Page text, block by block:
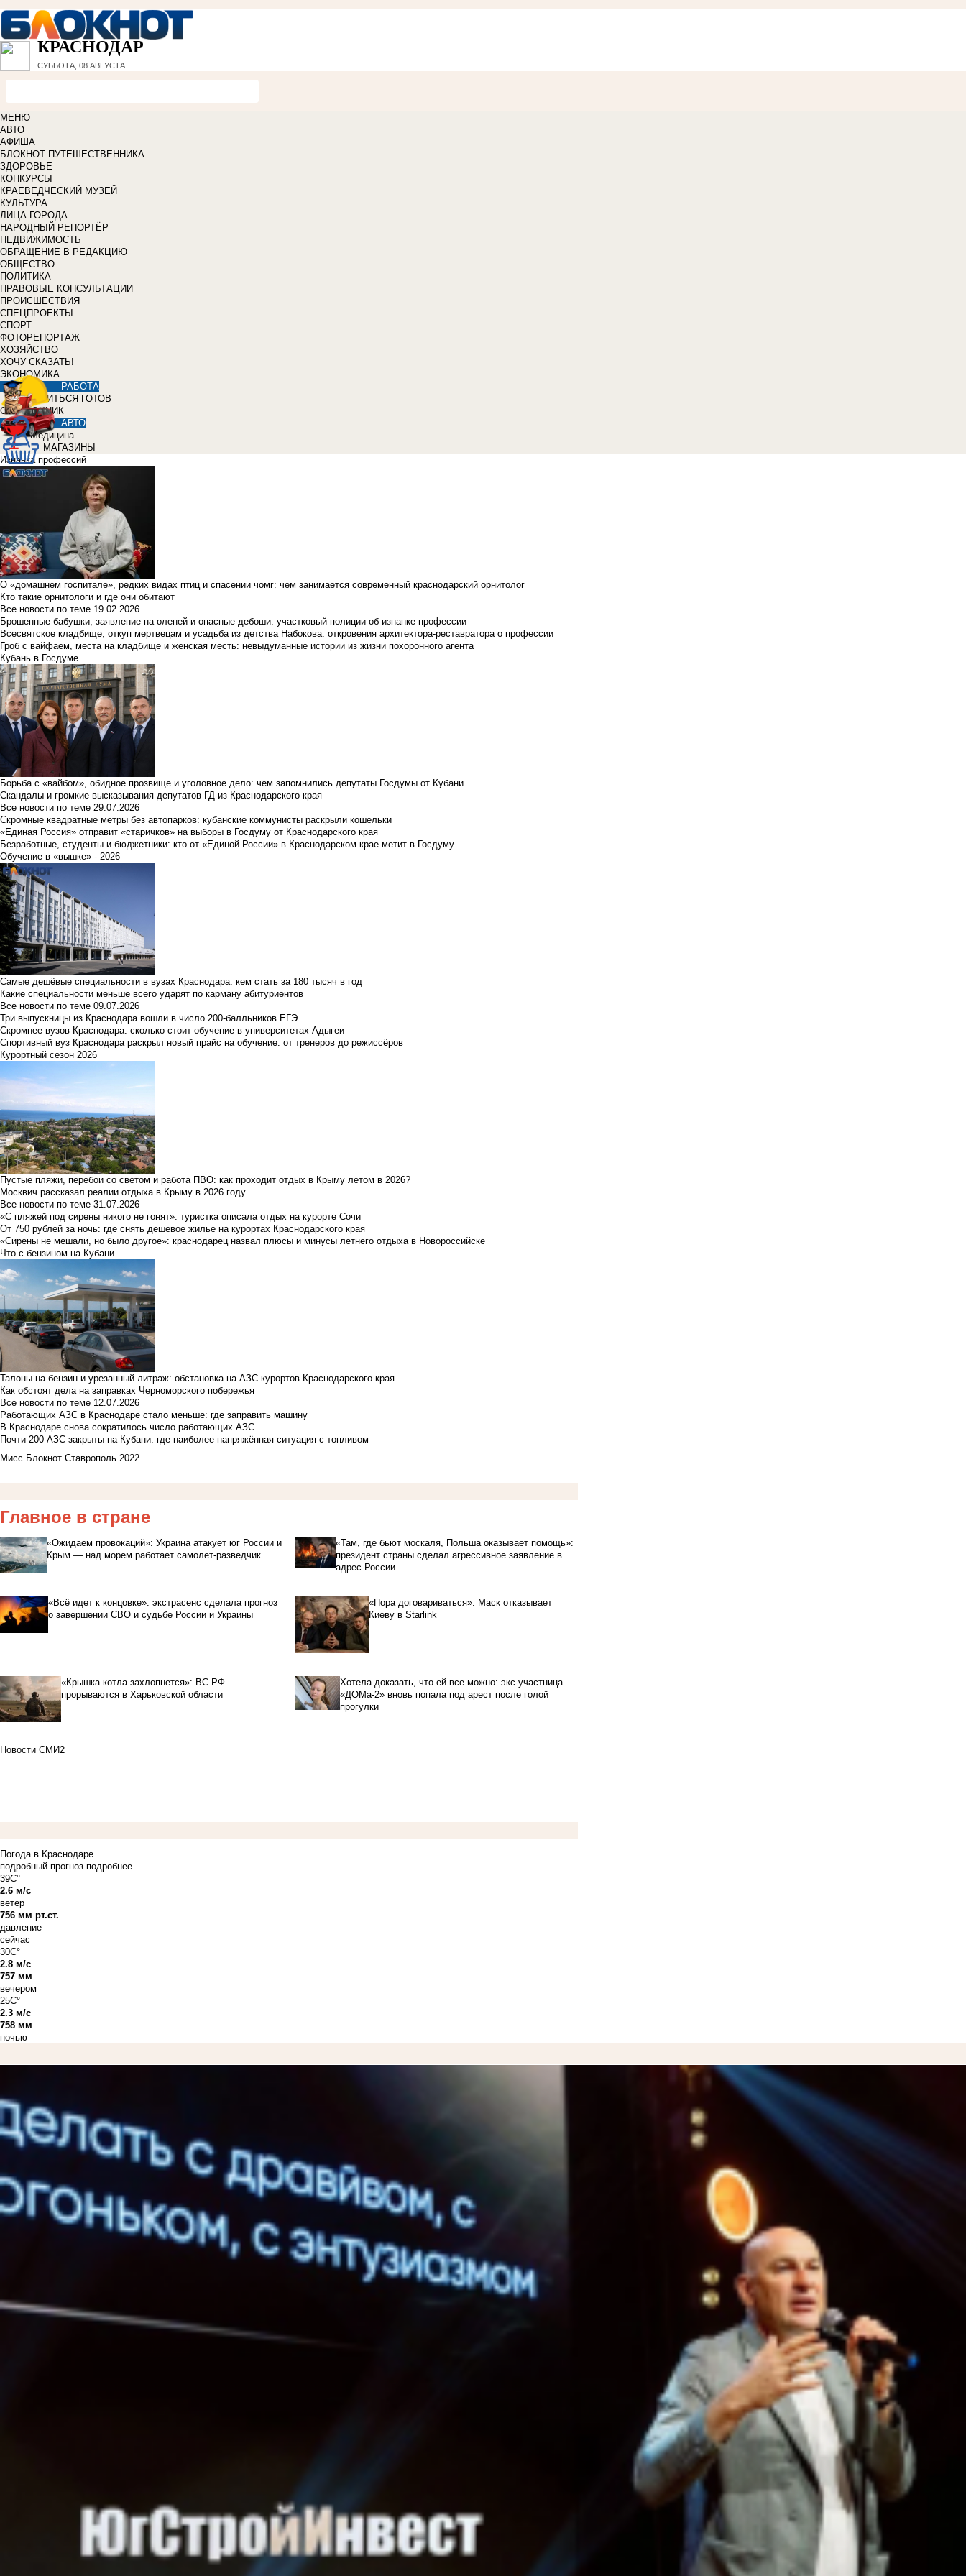
КРАСНОДАР
СУББОТА, 08 АВГУСТА
МЕНЮ
АВТО
АФИША
БЛОКНОТ ПУТЕШЕСТВЕННИКА
ЗДОРОВЬЕ
КОНКУРСЫ
КРАЕВЕДЧЕСКИЙ МУЗЕЙ
КУЛЬТУРА
ЛИЦА ГОРОДА
НАРОДНЫЙ РЕПОРТЁР
НЕДВИЖИМОСТЬ
ОБРАЩЕНИЕ В РЕДАКЦИЮ
ОБЩЕСТВО
ПОЛИТИКА
ПРАВОВЫЕ КОНСУЛЬТАЦИИ
ПРОИСШЕСТВИЯ
СПЕЦПРОЕКТЫ
СПОРТ
ФОТОРЕПОРТАЖ
ХОЗЯЙСТВО
ХОЧУ СКАЗАТЬ!
ЭКОНОМИКА
РАБОТА
УЧИТЬСЯ ГОТОВ
СПРАВОЧНИК
АВТО
Медицина
МАГАЗИНЫ
Изнанка профессий
О «домашнем госпитале», редких видах птиц и спасении чомг: чем занимается современный краснодарский орнитолог
Кто такие орнитологи и где они обитают
Все новости по теме 19.02.2026
Брошенные бабушки, заявление на оленей и опасные дебоши: участковый полиции об изнанке профессии
Всесвятское кладбище, откуп мертвецам и усадьба из детства Набокова: откровения архитектора-реставратора о профессии
Гроб с вайфаем, места на кладбище и женская месть: невыдуманные истории из жизни похоронного агента
Кубань в Госдуме
Борьба с «вайбом», обидное прозвище и уголовное дело: чем запомнились депутаты Госдумы от Кубани
Скандалы и громкие высказывания депутатов ГД из Краснодарского края
Все новости по теме 29.07.2026
Скромные квадратные метры без автопарков: кубанские коммунисты раскрыли кошельки
«Единая Россия» отправит «старичков» на выборы в Госдуму от Краснодарского края
Безработные, студенты и бюджетники: кто от «Единой России» в Краснодарском крае метит в Госдуму
Обучение в «вышке» - 2026
Самые дешёвые специальности в вузах Краснодара: кем стать за 180 тысяч в год
Какие специальности меньше всего ударят по карману абитуриентов
Все новости по теме 09.07.2026
Три выпускницы из Краснодара вошли в число 200-балльников ЕГЭ
Скромнее вузов Краснодара: сколько стоит обучение в университетах Адыгеи
Спортивный вуз Краснодара раскрыл новый прайс на обучение: от тренеров до режиссёров
Курортный сезон 2026
Пустые пляжи, перебои со светом и работа ПВО: как проходит отдых в Крыму летом в 2026?
Москвич рассказал реалии отдыха в Крыму в 2026 году
Все новости по теме 31.07.2026
«С пляжей под сирены никого не гонят»: туристка описала отдых на курорте Сочи
От 750 рублей за ночь: где снять дешевое жилье на курортах Краснодарского края
«Сирены не мешали, но было другое»: краснодарец назвал плюсы и минусы летнего отдыха в Новороссийске
Что с бензином на Кубани
Талоны на бензин и урезанный литраж: обстановка на АЗС курортов Краснодарского края
Как обстоят дела на заправках Черноморского побережья
Все новости по теме 12.07.2026
Работающих АЗС в Краснодаре стало меньше: где заправить машину
В Краснодаре снова сократилось число работающих АЗС
Почти 200 АЗС закрыты на Кубани: где наиболее напряжённая ситуация с топливом
Мисс Блокнот Ставрополь 2022
Главное в стране
«Ожидаем провокаций»: Украина атакует юг России и
Крым — над морем работает самолет-разведчик
«Там, где бьют москаля, Польша оказывает помощь»:
президент страны сделал агрессивное заявление в
адрес России
«Всё идет к концовке»: экстрасенс сделала прогноз
о завершении СВО и судьбе России и Украины
«Пора договариваться»: Маск отказывает
Киеву в Starlink
«Крышка котла захлопнется»: ВС РФ
прорываются в Харьковской области
Хотела доказать, что ей все можно: экс-участница
«ДОМа-2» вновь попала под арест после голой
прогулки
Новости СМИ2
Погода в Краснодаре
подробный прогноз подробнее
39C°
2.6 м/с
ветер
756 мм рт.ст.
давление
сейчас
30C°
2.8 м/с
757 мм
вечером
25C°
2.3 м/с
758 мм
ночью